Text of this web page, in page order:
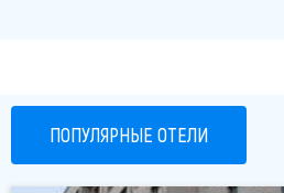
Железнодорожный вокзал – 10 мин.
В пяти минутах ходьбы:
Водно-зеленый бульвар
ПОПУЛЯРНЫЕ ОТЕЛИ